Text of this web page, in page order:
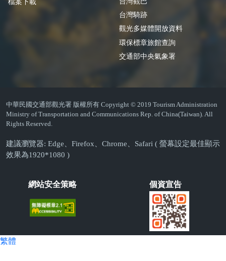
台灣騎跡
觀光多媒體開放資料
環保標章旅館查詢
交通部中央氣象署
中華民國交通部觀光署 版權所有 Copyright © 2019 Tourism Administration
Ministry of Transportation and Communications Rep. of China(Taiwan). All
Rights Reserved.
建議瀏覽器: Edge、Firefox、Chrome、Safari ( 螢幕設定最佳顯示
效果為1920*1080 )
網站安全策略 個資宣告
繁體